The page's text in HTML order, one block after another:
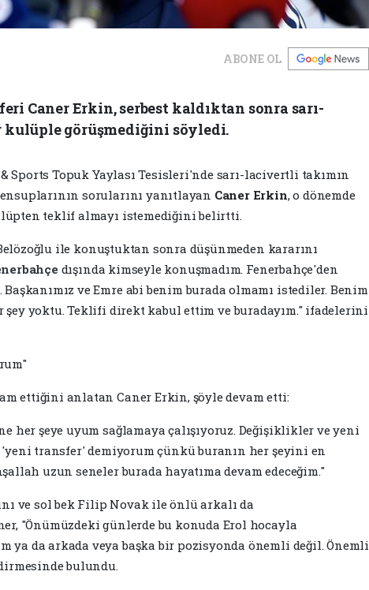
ABONE OL
Caner Erkin, serbest kaldıktan sonra sarı-
görüşmediğini söyledi.
Sports Topuk Yaylası Tesisleri'nde sarı-lacivertli takımın
sorularını yanıtlayan Caner Erkin, o dönemde
teklif almayı istemediğini belirtti.
ile konuştuktan sonra düşünmeden kararını
dışında kimseyle konuşmadım. Fenerbahçe'den
ve Emre abi benim burada olmamı istediler. Benim
şey yoktu. Teklifi direkt kabul ettim ve buradayım." ifadelerini
ettiğini anlatan Caner Erkin, şöyle devam etti:
her şeye uyum sağlamaya çalışıyoruz. Değişiklikler ve yeni
transfer' demiyorum çünkü buranın her şeyini en
uzun seneler burada hayatıma devam edeceğim."
ve sol bek Filip Novak ile önlü arkalı da
"Önümüzdeki günlerde bu konuda Erol hocayla
ya da arkada veya başka bir pozisyonda önemli değil. Önemli
bulundu.